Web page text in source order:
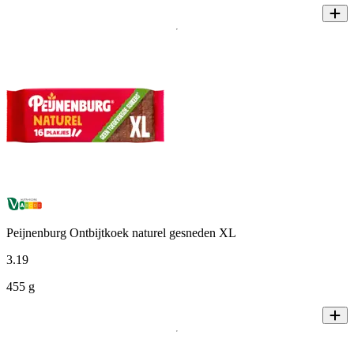
Peijnenburg Ontbijtkoek naturel gesneden XL
3.19
455 g